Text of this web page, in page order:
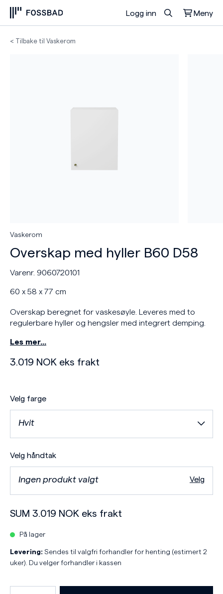
Logg inn Meny
Du har ingen produkter i handlekurven.
< Tilbake til Vaskerom
Vaskerom
Overskap med hyller B60 D58
Varenr. 9060720101
60 x 58 x 77 cm
Overskap beregnet for vaskesøyle. Leveres med to
regulerbare hyller og hengsler med integrert demping.
Les mer…
3.019 NOK eks frakt
Velg farge
Hvit
Velg håndtak
Ingen produkt valgt Velg
SUM 3.019 NOK eks frakt
På lager
Levering: Sendes til valgfri forhandler for henting (estimert 2
uker). Du velger forhandler i kassen